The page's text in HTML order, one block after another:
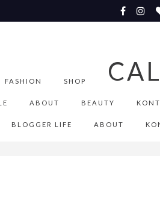
FASHION SHOP
ABOUT BEAUTY
BLOGGER LIFE ABOUT